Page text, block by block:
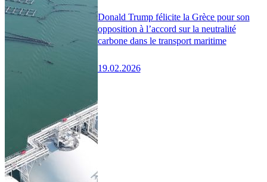
Donald Trump félicite la Grèce pour son
opposition à l’accord sur la neutralité
carbone dans le transport maritime
19.02.2026